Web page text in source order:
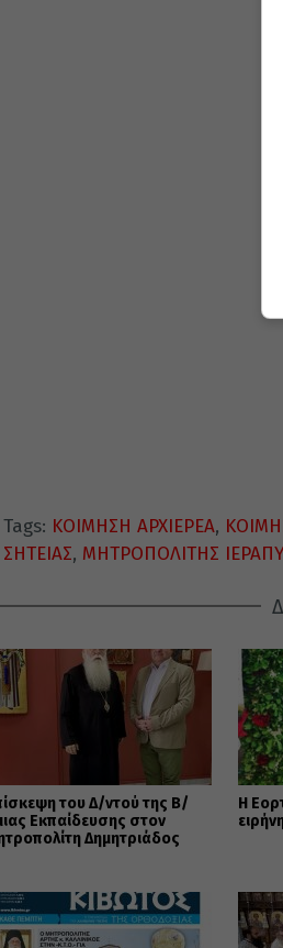
Tags: ΚΟΙΜΗΣΗ ΑΡΧΙΕΡΕΑ,
ΣΗΤΕΙΑΣ, ΜΗΤΡΟΠΟΛΙΤΗΣ
του Δ/ντού της Β/
Εκπαίδευσης στον
Δημητριάδος
Η